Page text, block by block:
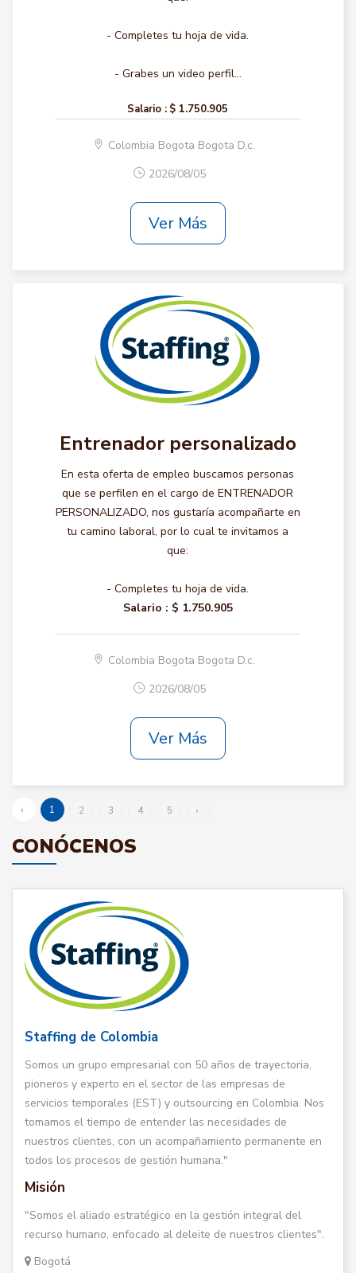
- Completes tu hoja de vida.
- Grabes un video perfil...
Salario : $ 1.750.905
Colombia Bogota Bogota D.c.
2026/08/05
Ver Más
Entrenador personalizado
En esta oferta de empleo buscamos personas
que se perfilen en el cargo de ENTRENADOR
PERSONALIZADO, nos gustaría acompañarte en
tu camino laboral, por lo cual te invitamos a
que:
- Completes tu hoja de vida.
Salario : $ 1.750.905
Colombia Bogota Bogota D.c.
2026/08/05
Ver Más
‹ 1 2 3 4 5 ›
CONÓCENOS
Staffing de Colombia
Somos un grupo empresarial con 50 años de trayectoria,
pioneros y experto en el sector de las empresas de
servicios temporales (EST) y outsourcing en Colombia. Nos
tomamos el tiempo de entender las necesidades de
nuestros clientes, con un acompañamiento permanente en
todos los procesos de gestión humana."
Misión
"Somos el aliado estratégico en la gestión integral del
recurso humano, enfocado al deleite de nuestros clientes".
Bogotá